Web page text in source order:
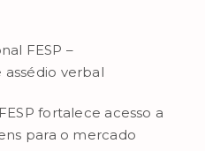
FESP –
assédio verbal
fortalece acesso a
para o mercado